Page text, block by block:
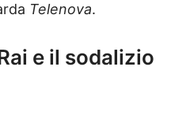
Telenova.
e il sodalizio